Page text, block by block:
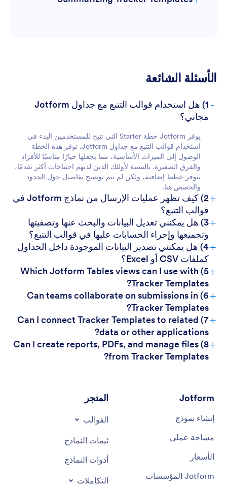
For Managers:
الأسئلة الشائعة
-
1) هل استخدام قوالب التتبع مع جداول Jotform
مجاني؟
يوفر Jotform خطة Starter التي تتيح للمستخدمين البدء في
استخدام قوالب التتبع مع جداول Jotform. توفر هذه الخطة
الوصول إلى الميزات الأساسية، مما يجعلها خيارًا مناسبًا للأفراد
والفرق الصغيرة. بالنسبة لأولئك الذين لديهم احتياجات أكثر تقدمًا،
تتوفر خطط إضافية، ولكن لم يتم توضيح تفاصيل حول الحدود
والحصص هنا.
+
2) كيف تظهر عمليات الإرسال من نماذج Jotform في
قوالب التتبع؟
+ 3) هل يمكنني تعديل البيانات والبحث عنها وتصفيتها
وتجميعها وإجراء الحسابات عليها في قوالب التتبع؟
+
4) هل يمكنني تصدير البيانات الموجودة داخل الجداول
كملفات CSV أو Excel؟
+
5) Which Jotform Tables views can I use with
Tracker Templates?
+
6) Can teams collaborate on submissions in
Tracker Templates?
+
7) Can I connect Tracker Templates to related
data or other applications?
+
8) Can I create reports, PDFs, and manage files
from Tracker Templates?
Jotform
إنشاء نموذج
مساحة عملي
الأسعار
Jotform المؤسسات
المتجر
القوالب
ثيمات النماذج
أدوات النماذج
التكاملات